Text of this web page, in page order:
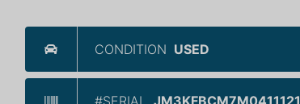
CONDITION USED
#SERIAL JM3KFBCM7M0411121